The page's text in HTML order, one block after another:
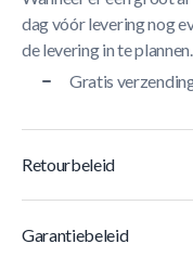
dag vóór levering nog
de levering in te plannen.
Gratis
Retourbeleid
Garantiebeleid